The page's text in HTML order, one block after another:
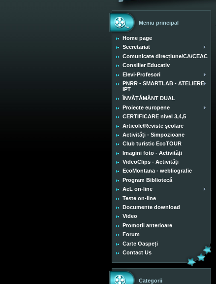
Meniu principal
Home page
Secretariat
Comunicate direcțiune/CA/CEAC
Consilier Educativ
Elevi-Profesori
PNRR - SMARTLAB - ATELIERE
IPT
ÎNVĂȚĂMÂNT DUAL
Proiecte europene
CERTIFICARE nivel 3,4,5
Articole/Reviste școlare
Activități - Simpozioane
Club turistic EcoTOUR
Imagini foto - Activități
VideoClips - Activități
EcoMontana - webliografie
Program Bibliotecă
AeL on-line
Teste on-line
Documente download
Video
Promoții anterioare
Forum
Carte Oaspeți
Contact Us
Categorii